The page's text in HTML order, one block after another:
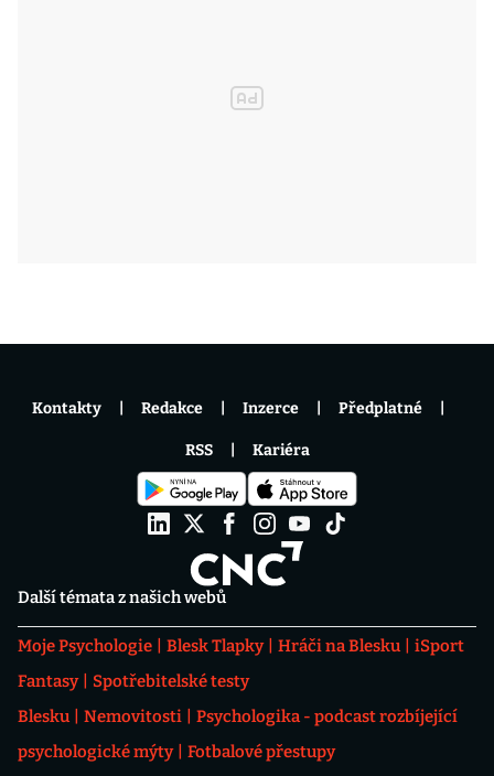
Další témata z našich webů
Moje Psychologie Blesk Tlapky Hráči na Blesku
iSport
Fantasy
Spotřebitelské testy
Blesku
Nemovitosti
Psychologika - podcast rozbíjející
psychologické mýty
Fotbalové přestupy
Kontakty Redakce Inzerce Předplatné
RSS Kariéra